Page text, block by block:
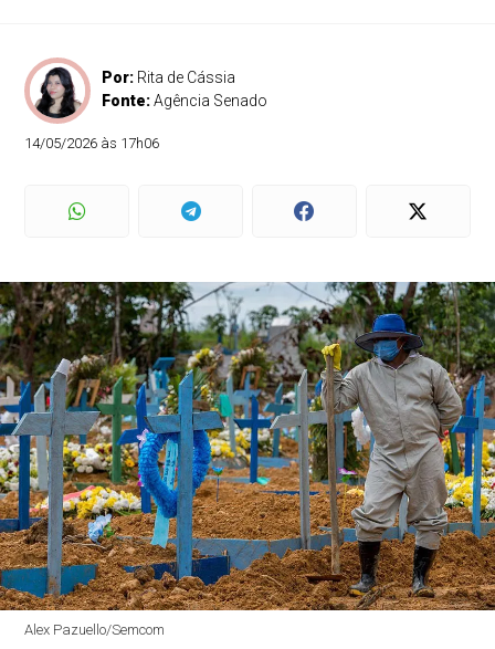
Por: Rita de Cássia
Fonte:Agência Senado
14/05/2026 às 17h06
Alex Pazuello/Semcom